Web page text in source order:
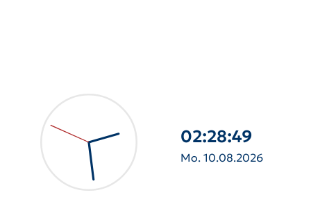
02:28:50
Mo. 10.08.2026